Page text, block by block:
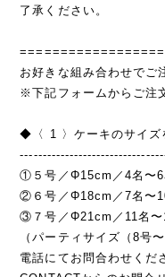
了承ください。
お好きな組み合わせでご
※下記フォームからご注
◆〈 1 〉ケーキのサイズ
①５号／Φ15cm／4名〜6
②６号／Φ18cm／7名〜
③７号／Φ21cm／11名〜
（パーティサイズ（8号
電話にてお問合わせくだ